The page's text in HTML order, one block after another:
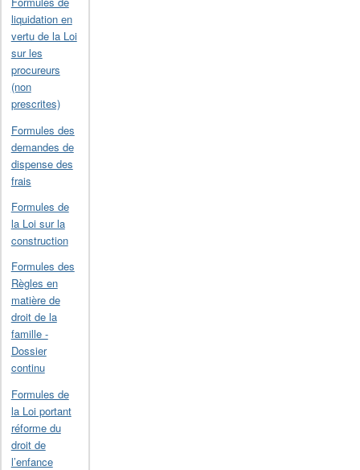
liquidation en
vertu de la Loi
sur les
procureurs
(non
prescrites)
Formules des
demandes de
dispense des
frais
Formules de
la Loi sur la
construction
Formules des
Règles en
matière de
droit de la
famille -
Dossier
continu
Formules de
la Loi portant
réforme du
droit de
l’enfance